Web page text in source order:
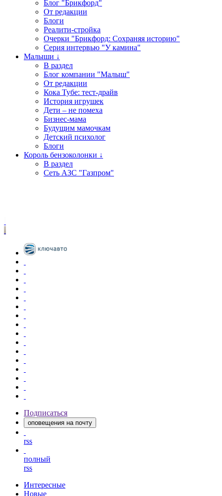
Блог "Брикфорд"
От редакции
Блоги
Реалити-стройка
Очерки "Брикфорд: Сохраняя историю"
Серия интервью "У камина"
Малыши ↓
В раздел
Блог компании "Малыш"
От редакции
Кока Тубе: тест-драйв
История игрушек
Дети – не помеха
Бизнес-мама
Будущим мамочкам
Детский психолог
Блоги
Король бензоколонки ↓
В раздел
Сеть АЗС "Газпром"
Подписаться
оповещения на почту
rss
полный
rss
Интересные
Новые